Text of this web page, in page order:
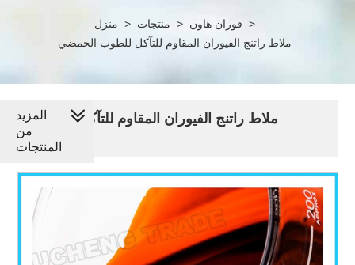
منزل > منتجات > فوران هاون >
ملاط راتنج الفيوران المقاوم للتآكل للطوب الحمضي
ملاط راتنج الفيوران المقاوم للتآكل للطوب
الحمضي
المزيد
من
المنتجات